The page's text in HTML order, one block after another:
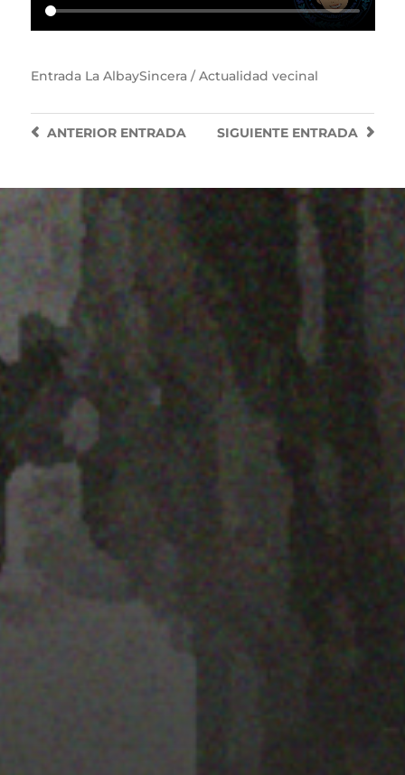
Entrada La AlbaySincera / Actualidad vecinal
SIGUIENTE ENTRADA
ANTERIORENTRADA
25 JULIO 2022
PISTA 3